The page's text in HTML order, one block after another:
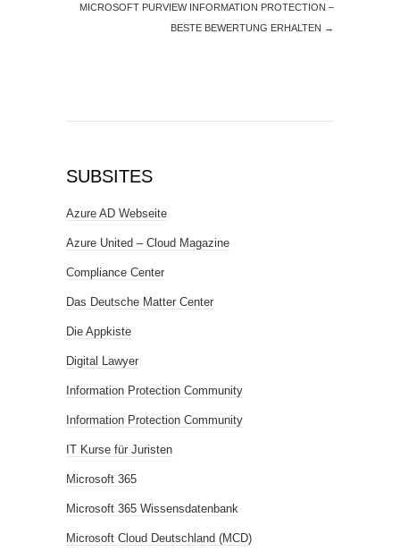
MICROSOFT PURVIEW INFORMATION PROTECTION –
BESTE BEWERTUNG ERHALTEN →
SUBSITES
Azure AD Webseite
Azure United – Cloud Magazine
Compliance Center
Das Deutsche Matter Center
Die Appkiste
Digital Lawyer
Information Protection Community
Information Protection Community
IT Kurse für Juristen
Microsoft 365
Microsoft 365 Wissensdatenbank
Microsoft Cloud Deutschland (MCD)